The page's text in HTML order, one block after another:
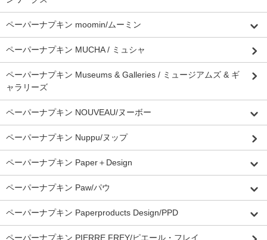
ペーパーナプキン moomin/ムーミン
ペーパーナプキン MUCHA / ミュシャ
ペーパーナプキン Museums & Galleries / ミュージアムズ & ギ
ャラリーズ
ペーパーナプキン NOUVEAU/ヌーボー
ペーパーナプキン Nuppu/ヌップ
ペーパーナプキン Paper＋Design
ペーパーナプキン Paw/パウ
ペーパーナプキン Paperproducts Design/PPD
ペーパーナプキン PIERRE FREY/ピエール・フレイ